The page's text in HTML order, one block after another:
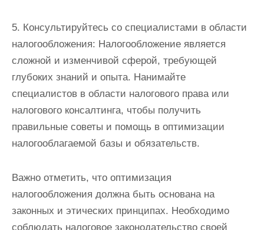
5. Консультируйтесь со специалистами в области
налогообложения: Налогообложение является
сложной и изменчивой сферой, требующей
глубоких знаний и опыта. Нанимайте
специалистов в области налогового права или
налогового консалтинга, чтобы получить
правильные советы и помощь в оптимизации
налогооблагаемой базы и обязательств.
Важно отметить, что оптимизация
налогообложения должна быть основана на
законных и этических принципах. Необходимо
соблюдать налоговое законодательство своей